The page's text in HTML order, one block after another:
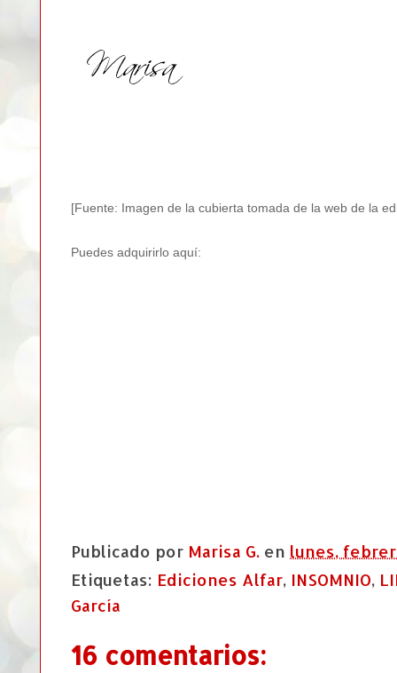
[Fuente: Imagen de la cubierta tomada de la web de la
Puedes adquirirlo aquí:
Publicado por Marisa G. en lunes,
Etiquetas: Ediciones Alfar, INSOMNIO,
García
16 comentarios: